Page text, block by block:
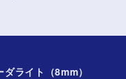
ライト（8mm）